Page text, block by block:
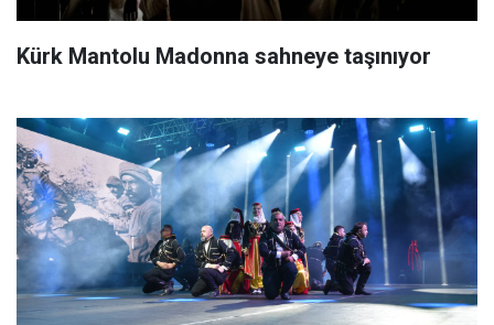
Kürk Mantolu Madonna sahneye taşınıyor